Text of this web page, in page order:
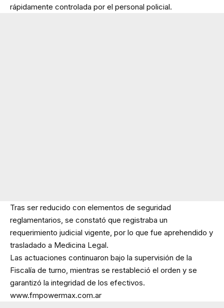
rápidamente controlada por el personal policial.
Tras ser reducido con elementos de seguridad
reglamentarios, se constató que registraba un
requerimiento judicial vigente, por lo que fue aprehendido y
trasladado a Medicina Legal.
Las actuaciones continuaron bajo la supervisión de la
Fiscalía de turno, mientras se restableció el orden y se
garantizó la integridad de los efectivos.
www.fmpowermax.com.ar